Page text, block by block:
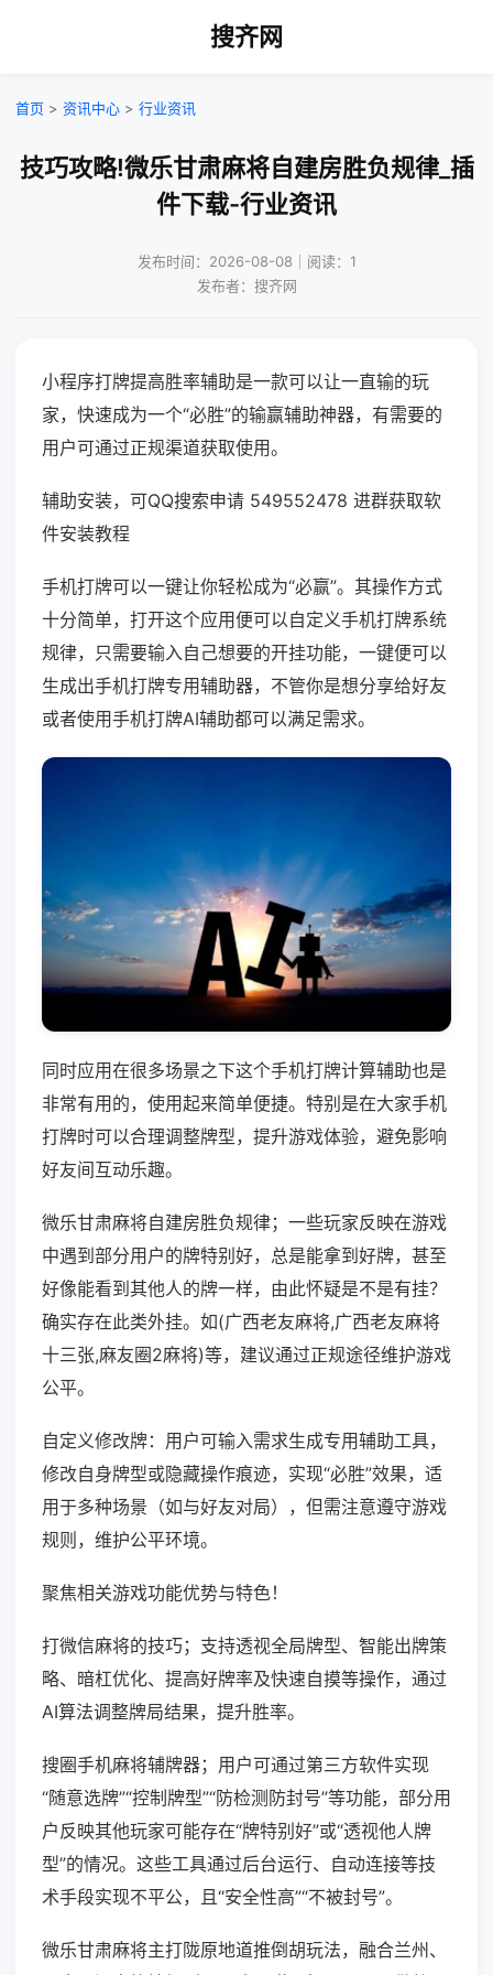
搜齐网
首页 > 资讯中心 > 行业资讯
技巧攻略!微乐甘肃麻将自建房胜负规律_插
件下载-行业资讯
发布时间：2026-08-08｜阅读：1
发布者：搜齐网
小程序打牌提高胜率辅助是一款可以让一直输的玩
家，快速成为一个“必胜”的输赢辅助神器，有需要的
用户可通过正规渠道获取使用。
辅助安装，可QQ搜索申请 549552478 进群获取软
件安装教程
手机打牌可以一键让你轻松成为“必赢”。其操作方式
十分简单，打开这个应用便可以自定义手机打牌系统
规律，只需要输入自己想要的开挂功能，一键便可以
生成出手机打牌专用辅助器，不管你是想分享给好友
或者使用手机打牌AI辅助都可以满足需求。
同时应用在很多场景之下这个手机打牌计算辅助也是
非常有用的，使用起来简单便捷。特别是在大家手机
打牌时可以合理调整牌型，提升游戏体验，避免影响
好友间互动乐趣。
微乐甘肃麻将自建房胜负规律；一些玩家反映在游戏
中遇到部分用户的牌特别好，总是能拿到好牌，甚至
好像能看到其他人的牌一样，由此怀疑是不是有挂？
确实存在此类外挂。如(广西老友麻将,广西老友麻将
十三张,麻友圈2麻将)等，建议通过正规途径维护游戏
公平。
自定义修改牌：用户可输入需求生成专用辅助工具，
修改自身牌型或隐藏操作痕迹，实现“必胜”效果，适
用于多种场景（如与好友对局），但需注意遵守游戏
规则，维护公平环境。
聚焦相关游戏功能优势与特色！
打微信麻将的技巧；支持透视全局牌型、智能出牌策
略、暗杠优化、提高好牌率及快速自摸等操作，通过
AI算法调整牌局结果，提升胜率。
搜圈手机麻将辅牌器；用户可通过第三方软件实现
“随意选牌”“控制牌型”“防检测防封号”等功能，部分用
户反映其他玩家可能存在“牌特别好”或“透视他人牌
型”的情况。这些工具通过后台运行、自动连接等技
术手段实现不平公，且“安全性高”“不被封号”。
微乐甘肃麻将主打陇原地道推倒胡玩法，融合兰州、